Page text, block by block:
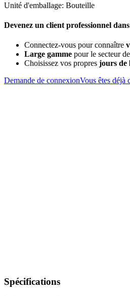
Unité d'emballage: Bouteille
Devenez un client professionnel
Connectez-vous pour connaître
Large gamme pour le secteur
Choisissez vos propres jours de
Demande de connexionVous êtes déjà
Spécifications